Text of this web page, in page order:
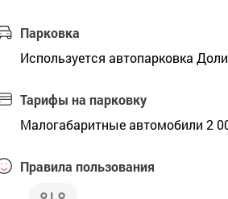
Парковка
Используется автопарковка
Тарифы на парковку
Малогабаритные автомобили 2
Правила пользования